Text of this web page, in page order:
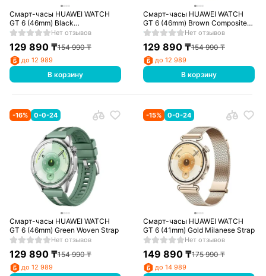
Смарт-часы HUAWEI WATCH
GT 6 (46mm) Black
Fluoroelastomer Strap
Нет отзывов
129 890₸154 990₸
до 12 989
В корзину
Смарт-часы HUAWEI WATCH
GT 6 (46mm) Brown Composite
Leather StrapНет отзывов
129 890 ₸154 990₸
до 12 989
В корзину
-16% 0-0-24
Смарт-часы HUAWEI WATCH
GT 6 (46mm) Green Woven Strap
Нет отзывов
129 890₸154 990₸
до 12 989
-15% 0-0-24
Смарт-часы HUAWEI WATCH
GT 6 (41mm) Gold Milanese Strap
Нет отзывов
149 890 ₸175 990₸
до 14 989